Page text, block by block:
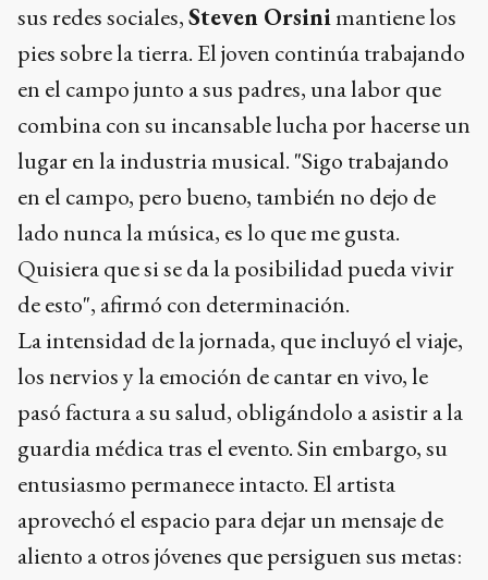
sus redes sociales,Steven Orsinimantiene los
pies sobre la tierra. El joven continúa trabajando
en el campo junto a sus padres, una labor que
combina con su incansable lucha por hacerse un
lugar en la industria musical. "Sigo trabajando
en el campo, pero bueno, también no dejo de
lado nunca la música, es lo que me gusta.
Quisiera que si se da la posibilidad pueda vivir
de esto", afirmó con determinación.
La intensidad de la jornada, que incluyó el viaje,
los nervios y la emoción de cantar en vivo, le
pasó factura a su salud, obligándolo a asistir a la
guardia médica tras el evento. Sin embargo, su
entusiasmo permanece intacto. El artista
aprovechó el espacio para dejar un mensaje de
aliento a otros jóvenes que persiguen sus metas: